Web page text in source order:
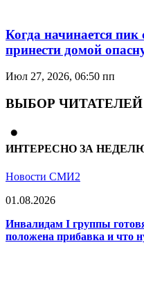
Когда начинается пик
принести домой
Июл 27, 2026, 06:50 пп
ВЫБОР ЧИТАТЕЛЕЙ
ИНТЕРЕСНО ЗА
Новости СМИ2
01.08.2026
Инвалидам I группы
положена прибавка и что